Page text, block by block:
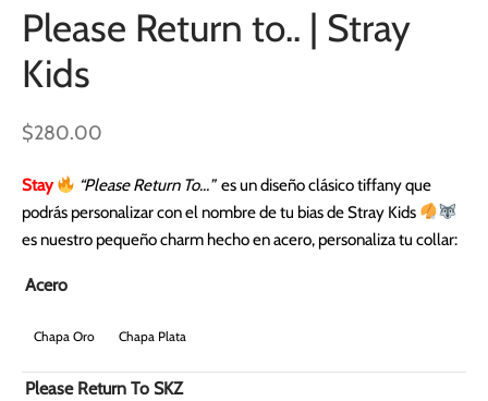
Please Return to.. | Stray
Kids
$280.00
Stay “Please Return To…”es un diseño clásico tiffany que
podrás personalizar con el nombre de tu bias de Stray Kids
es nuestro pequeño charm hecho en acero, personaliza tu collar:
Acero
Chapa Oro Chapa Plata
Please Return To SKZ